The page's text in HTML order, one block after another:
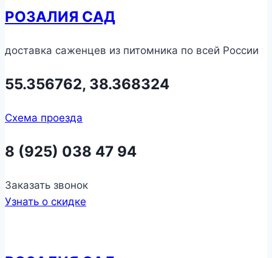
РОЗАЛИЯ САД
доставка саженцев из питомника по всей России
55.356762, 38.368324
Схема проезда
8 (925) 038 47 94
Заказать звонок
Узнать о скидке